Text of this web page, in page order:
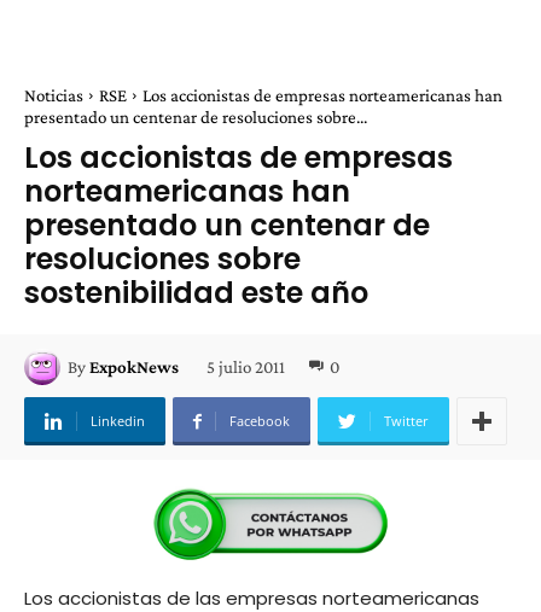
Noticias RSE
Los accionistas de empresas norteamericanas han
presentado un centenar de resoluciones sobre...
Los accionistas de empresas
norteamericanas han
presentado un centenar de
resoluciones sobre
sostenibilidad este año
ByExpokNews 5 julio 2011 0
Linkedin Facebook Twitter
Los accionistas de las empresas norteamericanas